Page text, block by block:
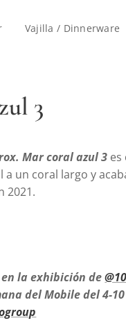
Vajilla / Dinnerware
3
Mar coral azul 3 es
un coral largo y
2021.
la exhibición de
del Mobile del 4-